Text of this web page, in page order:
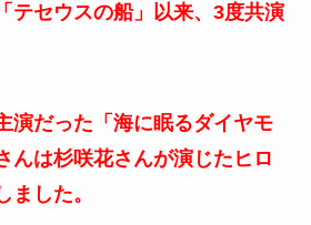
テセウスの船」以来、3度共演
演だった「海に眠るダイヤモ
んは杉咲花さんが演じたヒロ
ました。